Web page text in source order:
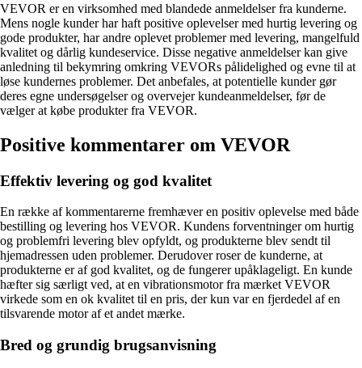
VEVOR er en virksomhed med blandede anmeldelser fra kunderne.
Mens nogle kunder har haft positive oplevelser med hurtig levering og
gode produkter, har andre oplevet problemer med levering, mangelfuld
kvalitet og dårlig kundeservice. Disse negative anmeldelser kan give
anledning til bekymring omkring VEVORs pålidelighed og evne til at
løse kundernes problemer. Det anbefales, at potentielle kunder gør
deres egne undersøgelser og overvejer kundeanmeldelser, før de
vælger at købe produkter fra VEVOR.
Positive kommentarer om VEVOR
Effektiv levering og god kvalitet
En række af kommentarerne fremhæver en positiv oplevelse med både
bestilling og levering hos VEVOR. Kundens forventninger om hurtig
og problemfri levering blev opfyldt, og produkterne blev sendt til
hjemadressen uden problemer. Derudover roser de kunderne, at
produkterne er af god kvalitet, og de fungerer upåklageligt. En kunde
hæfter sig særligt ved, at en vibrationsmotor fra mærket VEVOR
virkede som en ok kvalitet til en pris, der kun var en fjerdedel af en
tilsvarende motor af et andet mærke.
Bred og grundig brugsanvisning